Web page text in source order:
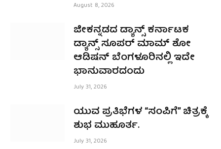
August 8, 2026
ಜೀಕನ್ನಡದ ಡ್ಯಾನ್ಸ್ ಕರ್ನಾಟಕ
ಡ್ಯಾನ್ಸ್ ಸೂಪರ್ ಮಾಮ್ ಶೋ
ಆಡಿಷನ್ ಬೆಂಗಳೂರಿನಲ್ಲಿ ಇದೇ
ಭಾನುವಾರದಂದು
July 31, 2026
ಯುವ ಪ್ರತಿಭೆಗಳ “ಸಂಪಿಗೆ” ಚಿತ್ರಕ್ಕೆ
ಶುಭ ಮುಹೂರ್ತ.
July 31, 2026